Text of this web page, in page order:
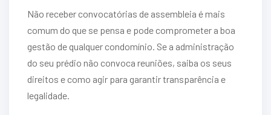
Não receber convocatórias de assembleia é mais
comum do que se pensa e pode comprometer a boa
gestão de qualquer condomínio. Se a administração
do seu prédio não convoca reuniões, saiba os seus
direitos e como agir para garantir transparência e
legalidade.